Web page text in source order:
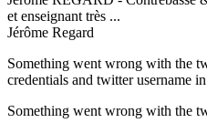
et enseignant très ...
Jérôme Regard
Something went wrong with the
credentials and twitter username
Something went wrong with the